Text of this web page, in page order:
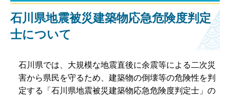
石川県地震被災建築物応急危険度判定
士について
石川県では、大規模な地震直後に余震等による二次災
害から県民を守るため、建築物の倒壊等の危険性を判
定する「石川県地震被災建築物応急危険度判定士」の